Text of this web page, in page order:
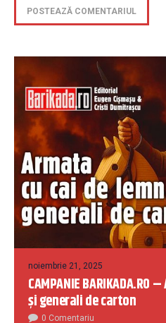
noiembrie 21, 2025
CAMPANIE
și generali de carton
0 Comentariu